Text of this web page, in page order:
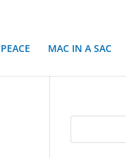
MAC IN A SAC